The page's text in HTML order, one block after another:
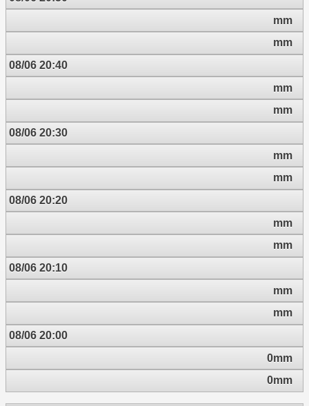
mm
mm
08/06 20:40
mm
mm
08/06 20:30
mm
mm
08/06 20:20
mm
mm
08/06 20:10
mm
mm
08/06 20:00
0mm
0mm